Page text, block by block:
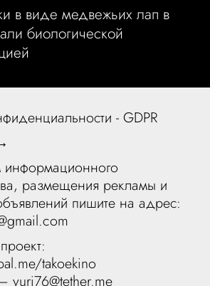
в виде медвежьих лап в
биологической
- GDPR
размещения рекламы и
пишите на адрес:
takoekino
yuri76@tether.me